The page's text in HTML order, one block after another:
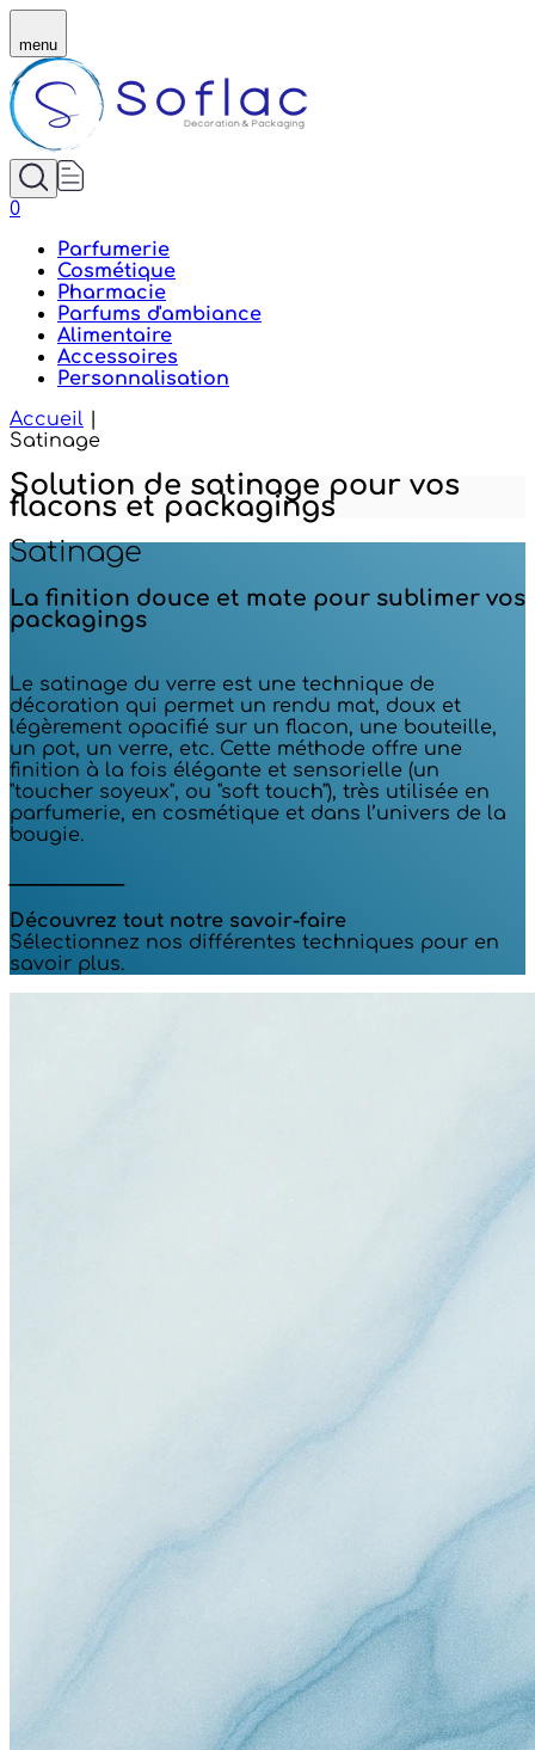
Satinage du verre — finition mate sur flacons et
menu
0
Parfumerie
Cosmétique
Pharmacie
Parfums d'ambiance
Alimentaire
Accessoires
Personnalisation
Accueil
Satinage
Solution de satinage pour vos
flacons et packagings
Satinage
La finition douce et mate pour sublimer vos
packagings
Le satinage du verre est une technique de
décoration qui permet un rendu mat, doux et
légèrement opacifié sur un flacon, une bouteille,
un pot, un verre, etc. Cette méthode offre une
finition à la fois élégante et sensorielle (un
"toucher soyeux", ou "soft touch"), très utilisée en
parfumerie, en cosmétique et dans l’univers de la
bougie.
Découvrez tout notre savoir-faire
Sélectionnez nos différentes techniques pour en
savoir plus.